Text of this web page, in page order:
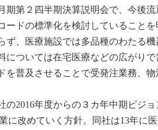
期第２四半期決算説明会で、今後
ードの標準化を検討していること
ず、医療施設では多品種のわたる
については在宅医療などの広がり
を普及させることで受発注業務、物
の2016年度からの３カ年中期ビジ
に改めていく方針。同社は13年に